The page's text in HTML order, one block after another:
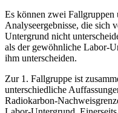
Es können zwei Fallgruppen
Analyseergebnisse, die sich
Untergrund nicht
als der gewöhnliche Labor-
ihm unterscheiden.
Zur 1. Fallgruppe ist
unterschiedliche
Radiokarbon-